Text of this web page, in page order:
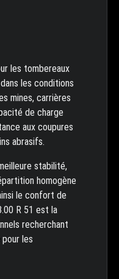
les tombereaux
les conditions
mines, carrières
de charge
aux coupures
abrasifs.
stabilité,
homogène
le confort de
R 51 est la
recherchant
les